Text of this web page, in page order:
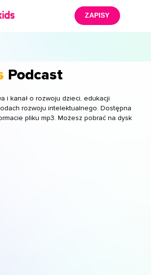
ZAPISY
Podcast
i kanał o rozwoju dzieci, edukacji
rozwoju intelektualnego. Dostępna
pliku mp3. Możesz pobrać na dysk